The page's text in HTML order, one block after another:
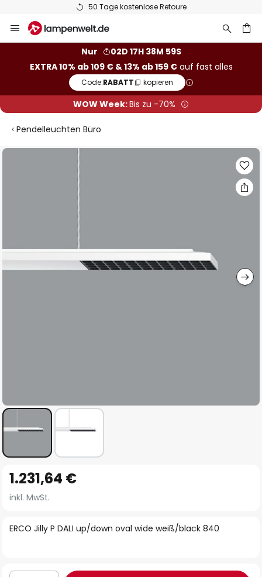
50 Tage kostenlose Retoure
Inhalt
Nur
02D 17H 38M 58S
EXTRA 10% ab 109 € & 13% ab 159 €auf fast alles
Code:RABATT kopieren
WOW Week:Bis zu -70%
Pendelleuchten Büro
Zum
Anfang
der
springen
ERCO Jilly P DALI up/down oval wide weiß/black 840
1.231,64 €
inkl. MwSt.